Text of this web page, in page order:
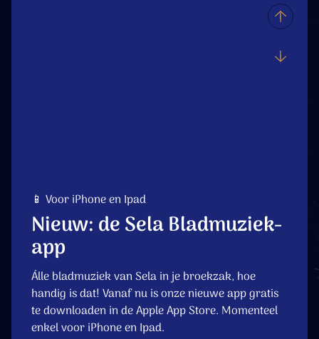
📱 Voor iPhone en Ipad
Nieuw: de Sela Bladmuziek-
app
Álle bladmuziek van Sela in je broekzak, hoe
handig is dat! Vanaf nu is onze nieuwe app gratis
te downloaden in de Apple App Store. Momenteel
enkel voor iPhone en Ipad.